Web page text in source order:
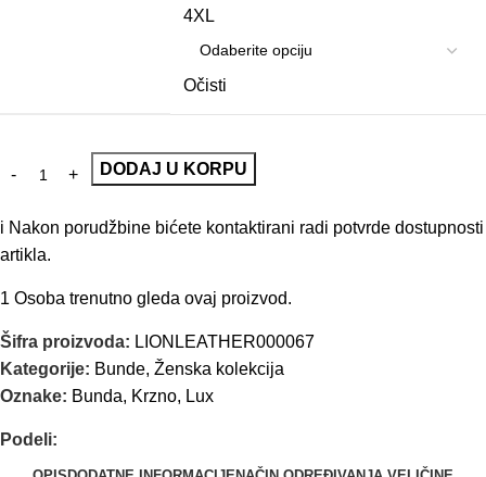
4XL
Očisti
DODAJ U KORPU
i Nakon porudžbine bićete kontaktirani radi potvrde dostupnosti
artikla.
1 Osoba trenutno gleda ovaj proizvod.
Šifra proizvoda: LIONLEATHER000067
Kategorije: Bunde, Ženska kolekcija
Oznake: Bunda, Krzno, Lux
Podeli: